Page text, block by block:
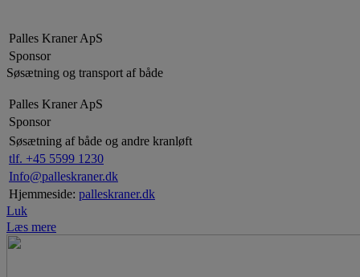
Palles Kraner ApS
Sponsor
Søsætning og transport af både
Palles Kraner ApS
Sponsor
Søsætning af både og andre kranløft
tlf. +45 5599 1230
Info@palleskraner.dk
Hjemmeside: palleskraner.dk
Luk
Læs mere